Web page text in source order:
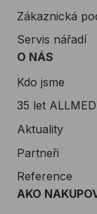
Zákaznická
Servis nářadí
O NÁS
Kdo jsme
35 let
Aktuality
Partneři
Reference
AKO